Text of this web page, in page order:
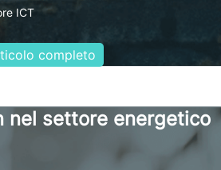
ICT
completo
nel settore energetico